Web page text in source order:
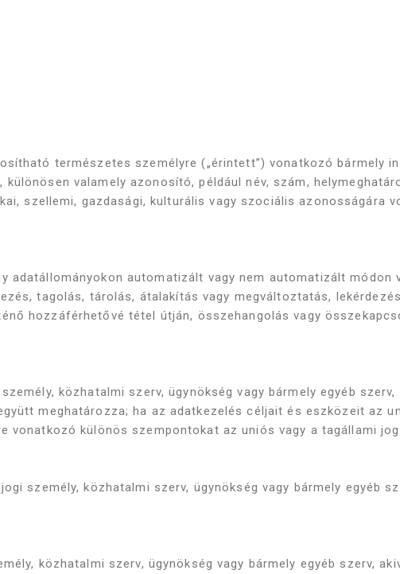
természetes személyre („érintett”) vonatkozó bármely
valamely azonosító, például név, szám,
szellemi, gazdasági, kulturális vagy szociális azonosságára
adatállományokon automatizált vagy nem automatizált módon
tagolás, tárolás, átalakítás vagy megváltoztatás,
hozzáférhetővé tétel útján, összehangolás vagy
közhatalmi szerv, ügynökség vagy bármely egyéb
meghatározza; ha az adatkezelés céljait és eszközeit az
vonatkozó különös szempontokat az uniós vagy a tagállami
személy, közhatalmi szerv, ügynökség vagy bármely egyéb
közhatalmi szerv, ügynökség vagy bármely egyéb szerv,